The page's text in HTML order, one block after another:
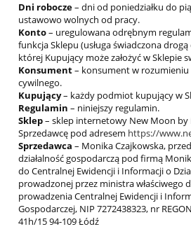
Dni robocze– dni od poniedziałku do
ustawowo wolnych od pracy.
Konto– uregulowana odrębnym
funkcja Sklepu (usługa świadczona
której Kupujący może założyć w Sklepie
Konsument– konsument w rozumieniu
cywilnego.
Kupujący– każdy podmiot kupujący w
Regulamin – niniejszy regulamin.
Sklep– sklep internetowy New Moon
Sprzedawcę pod adresem https://
Sprzedawca – Monika Czajkowska,
działalność gospodarczą pod firmą
do Centralnej Ewidencji i Informacji o
prowadzonej przez ministra właściwego
prowadzenia Centralnej Ewidencji i
Gospodarczej, NIP 7272438323, nr
41h/15 94-109 Łódź